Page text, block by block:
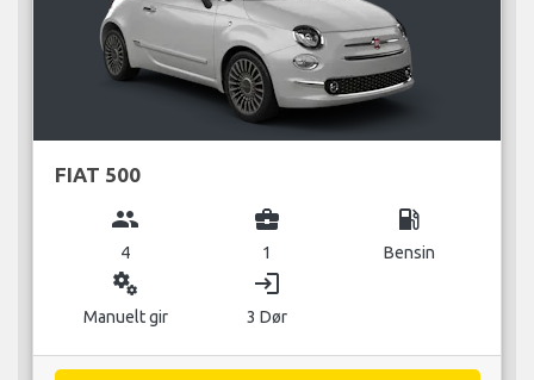
FIAT 500
group
4
business_center
1
local_gas_station
Bensin
miscellaneous_services
Manuelt gir
login
3 Dør